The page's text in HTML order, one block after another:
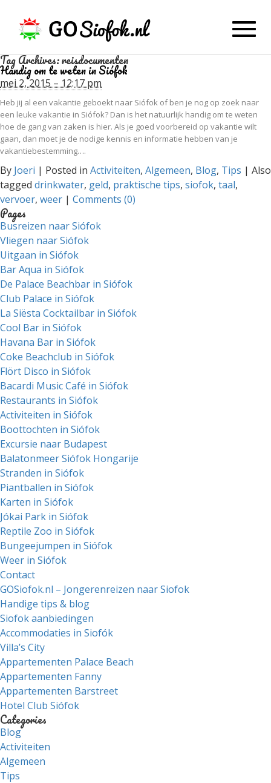
Tag Archives:reisdocumenten
Handig om te weten in Siófok
mei 2, 2015 – 12:17 pm
Heb jij al een vakantie geboekt naar Siófok of ben je nog op zoek naar
een leuke vakantie in Siófok? Dan is het natuurlijk handig om te weten
hoe de gang van zaken is hier. Als je goed voorbereid op vakantie wilt
gaan, dan moet je de nodige kennis en informatie hebben van je
vakantiebestemming….
By Joeri | Posted in Activiteiten, Algemeen, Blog, Tips | Also
tagged drinkwater, geld, praktische tips, siofok, taal,
vervoer, weer | Comments (0)
Pages
Busreizen naar Siófok
Vliegen naar Siófok
Uitgaan in Siófok
Bar Aqua in Siófok
De Palace Beachbar in Siófok
Club Palace in Siófok
La Siësta Cocktailbar in Siófok
Cool Bar in Siófok
Havana Bar in Siófok
Coke Beachclub in Siófok
Flört Disco in Siófok
Bacardi Music Café in Siófok
Restaurants in Siófok
Activiteiten in Siófok
Boottochten in Siófok
Excursie naar Budapest
Balatonmeer Siófok Hongarije
Stranden in Siófok
Piantballen in Siófok
Karten in Siófok
Jókai Park in Siófok
Reptile Zoo in Siófok
Bungeejumpen in Siófok
Weer in Siófok
Contact
GOSiofok.nl – Jongerenreizen naar Siofok
Handige tips & blog
Siofok aanbiedingen
Accommodaties in Siofók
Villa’s City
Appartementen Palace Beach
Appartementen Fanny
Appartementen Barstreet
Hotel Club Siófok
Categories
Blog
Activiteiten
Algemeen
Tips